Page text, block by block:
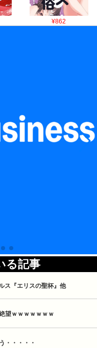
¥862
る記事
ス『エリスの聖杯』他
望ｗｗｗｗｗｗｗ
・・・・・